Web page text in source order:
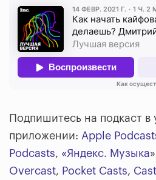
Подпишитесь на подкаст в
приложении: Apple
Podcasts, «Яндекс. Музыка
Overcast, Pocket Casts,